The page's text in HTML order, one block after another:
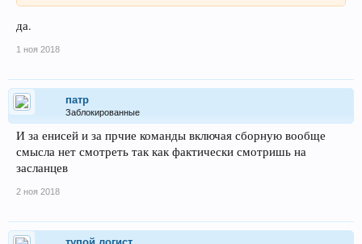
да.
1 ноя 2018
патр
Заблокированные
И за енисей и за прчие команды включая сборную вообще
смысла нет смотреть так как фактически смотришь на
засланцев
2 ноя 2018